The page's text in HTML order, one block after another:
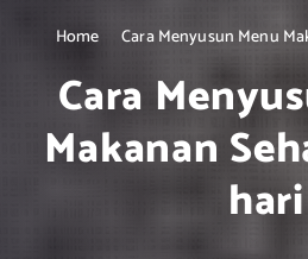
Home Cara Menyusun Menu
Cara
Makanan
hari